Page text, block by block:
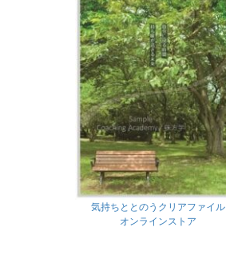
気持ちととのうクリアファイル
オンラインストア